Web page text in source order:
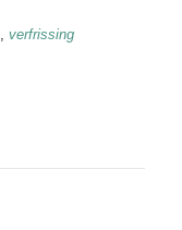
, verfrissing